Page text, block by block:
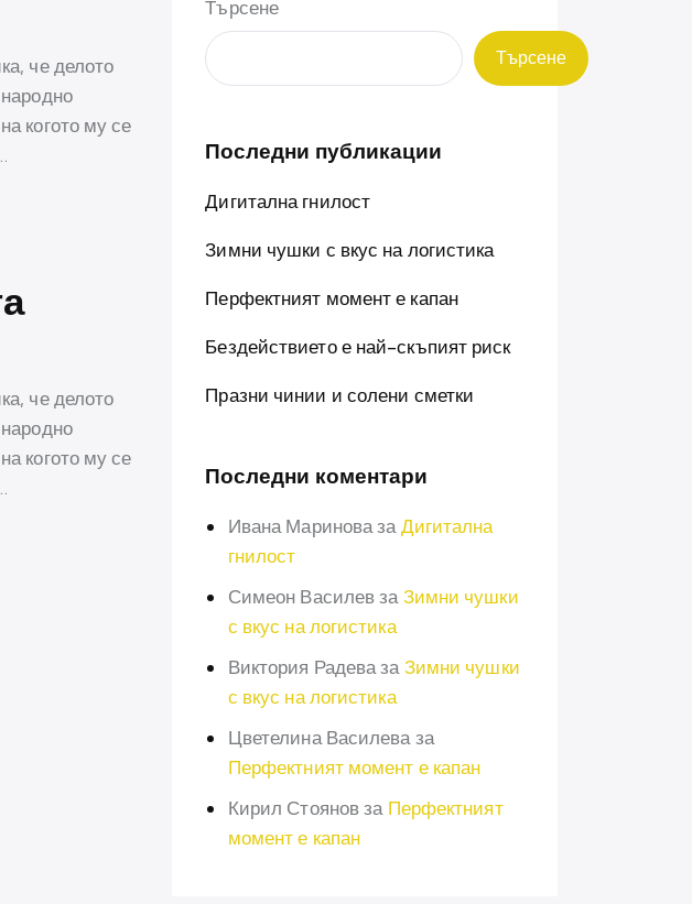
че делото
когото му се
че делото
когото му се
Търсене
Търсене
Последни публикации
Дигитална гнилост
Зимни чушки с вкус на логистика
Перфектният момент е капан
Бездействието е най-скъпият риск
Празни чинии и солени сметки
Последни коментари
Ивана Мариноваза Дигитална
гнилост
Симеон Василевза Зимни чушки
с вкус на логистика
Виктория Радеваза Зимни чушки
с вкус на логистика
Цветелина Василева за
Перфектният момент е капан
Кирил Стояновза Перфектният
момент е капан